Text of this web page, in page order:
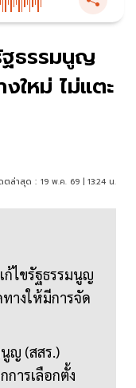
ธรรมนูญ
ใหม่ ไม่แตะ
ตล่าสุด : 19 พ.ค. 69 | 13:24 น.
ก้ไขรัฐธรรมนูญ
างให้มีการจัด
ญ (สสร.)
การเลือกตั้ง